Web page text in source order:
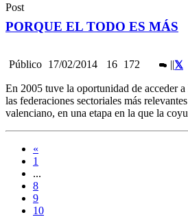
Post
PORQUE EL TODO ES MÁS
Público 17/02/2014 16 172 ||
En 2005 tuve la oportunidad de acceder
las federaciones sectoriales más
valenciano, en una etapa en la que la
«
1
...
8
9
10